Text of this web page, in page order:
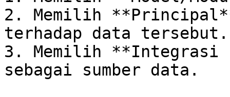
2. Memilih
terhadap data tersebut.
3. Memilih
sebagai sumber data.